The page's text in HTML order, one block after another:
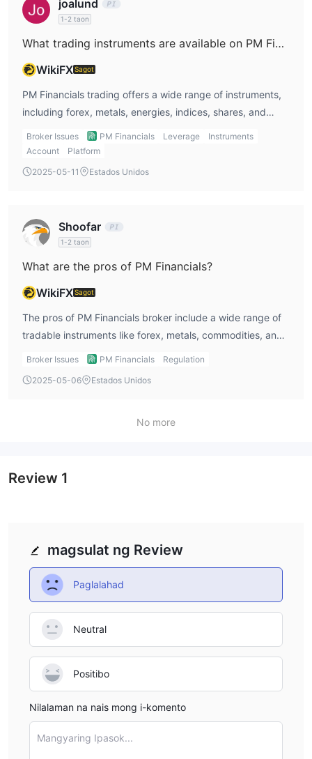
joalund
1-2 taon
What trading instruments are available on PM Financials?
WikiFXSagot
PM Financials trading offers a wide range of instruments,
including forex, metals, energies, indices, shares, and
commodities. I find this variety useful because it allows me
to diversify my portfolio and explore different markets.
However, it doesn’t offer options, futures, or
Broker Issues PM Financials Leverage
Instruments
Account
Platform
2025-05-11
Estados Unidos
Shoofar
1-2 taon
What are the pros of PM Financials?
WikiFXSagot
The pros of PM Financials broker include a wide range of
tradable instruments like forex, metals, commodities, and
shares. The absence of commission fees is also a great
MT5, as it’s a powerful and user-friendly platform for
Broker Issues PM Financials
Regulation
2025-05-06
Estados Unidos
No more
magsulat ng Review
Paglalahad
Neutral
Positibo
Nilalaman na nais mong i-komento
Mangyaring Ipasok...
Review 1